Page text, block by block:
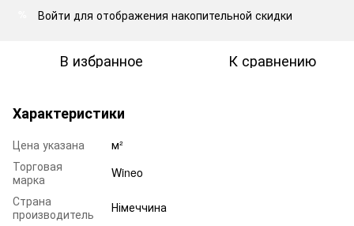
Войти для отображения накопительной скидки
В избранное К сравнению
Характеристики
Цена указана
м²
Торговая
марка
Wineo
Страна
производитель
Німеччина